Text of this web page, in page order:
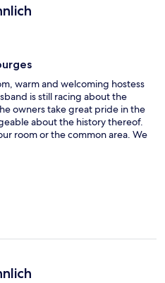
warm and welcoming hostess
is still racing about the
owners take great pride in the
about the history thereof.
room or the common area. We